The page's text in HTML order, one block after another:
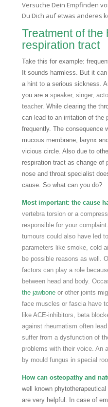
Versuche Dein Empfinden
Du Dich auf etwas anderes
Treatment of the
respiration tract
Take this for example:
It sounds harmless. But it
a hint to a serious sickness.
you are a speaker, singer,
teacher. While clearing the
can lead to an irritation of the
frequently. The consequence
mucous membrane, larynx
vicious circle. Also due to
respiration tract as change of
nose and throat specialist
cause. So what can you do?
Most important: the cause
vertebra torsion or a
responsible for your
tumours could also have led
parameters like smoke, cold
be possible reasons as well.
factors can play a role
between head and body.
the jawbone or other joints
face muscles or fascia have
like ACE-inhibitors, beta
against rheumatism often
suffer from a dysfunction of
problems with their voice. An
by mould fungus in special
How can osteopathy and
well known
are very helpful. In case of